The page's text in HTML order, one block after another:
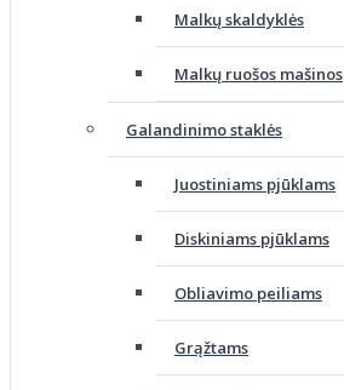
Malkų skaldyklės
Malkų ruošos mašinos
Galandinimo staklės
Juostiniams pjūklams
Diskiniams pjūklams
Obliavimo peiliams
Grąžtams